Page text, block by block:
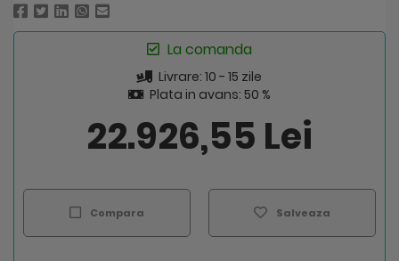
La comanda
Livrare: 10 - 15 zile
Plata in avans: 50 %
22.926,55 Lei
Salveaza
Compara